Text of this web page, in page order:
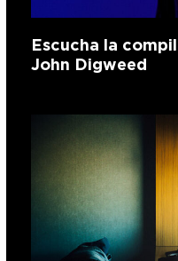
Escucha la
John Digweed